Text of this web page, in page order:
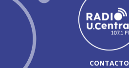
CONTACTO